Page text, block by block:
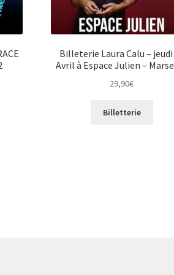
Billeterie Laura Calu – jeudi
Avril à Espace Julien –
29,90€
Billetterie